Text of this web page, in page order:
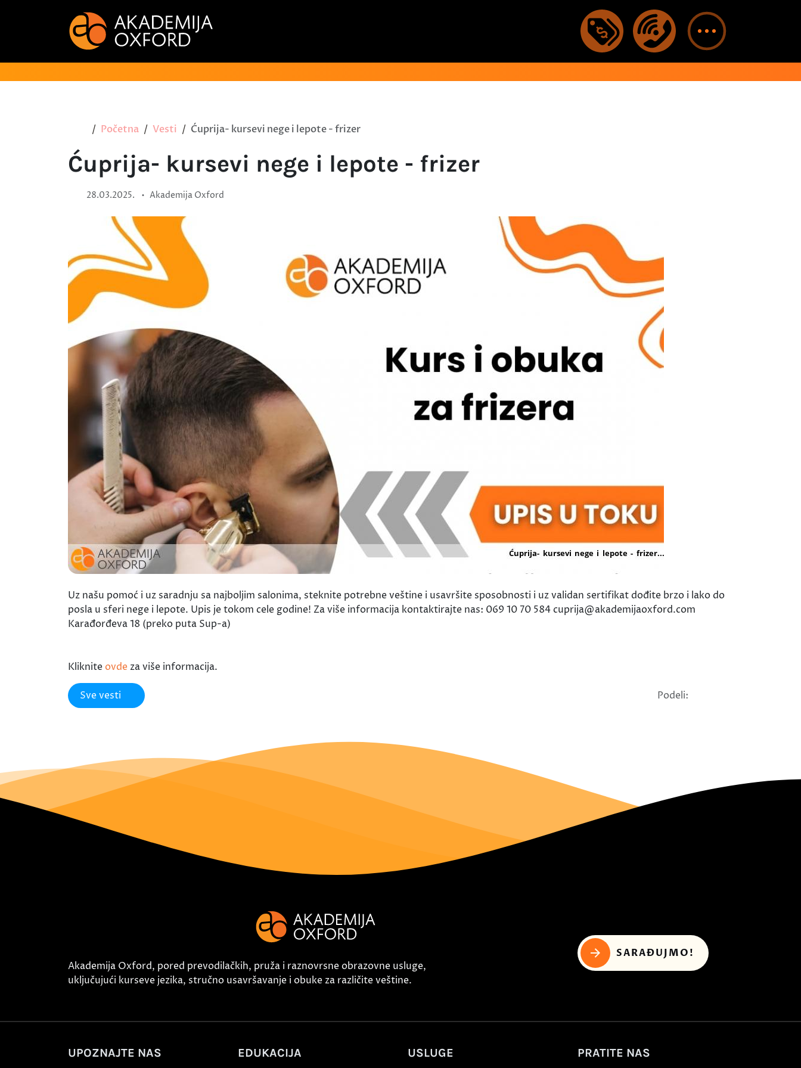
Početna Vesti Ćuprija- kursevi nege i lepote - frizer
Ćuprija- kursevi nege i lepote - frizer
28.03.2025. • Akademija Oxford
Uz našu pomoć i uz saradnju sa najboljim salonima, steknite potrebne veštine i usavršite sposobnosti i uz validan sertifikat dođite brzo i lako do
posla u sferi nege i lepote. Upis je tokom cele godine! Za više informacija kontaktirajte nas: 069 10 70 584 cuprija@akademijaoxford.com
Karađorđeva 18 (preko puta Sup-a)
Kliknite ovde za više informacija.
Sve vesti Podeli:
Akademija Oxford, pored prevodilačkih, pruža i raznovrsne obrazovne usluge,
uključujući kurseve jezika, stručno usavršavanje i obuke za različite veštine.
SARAĐUJMO!
UPOZNAJTE NAS EDUKACIJA USLUGE PRATITE NAS